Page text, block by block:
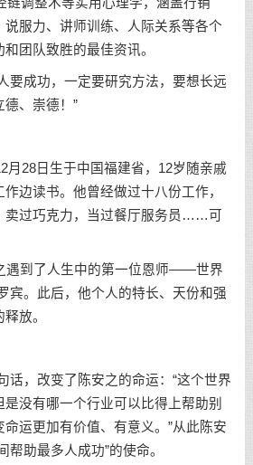
服力、讲师训练、人际关系等各个
团队致胜的最佳资讯。
成功，一定要研究方法，要想长远
、崇德！”
28日生于中国福建省，12岁随亲戚
边读书。他曾经做过十八份工作，
卖过巧克力，当过餐厅服务员……可
到了人生中的第一位恩师——世界
宾。此后，他个人的特长、天份和强
放。
，改变了陈安之的命运：“这个世界
是没有哪一个行业可以比得上帮助别
运更加有价值、有意义。”从此陈安
帮助最多人成功”的使命。